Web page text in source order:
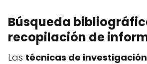
Búsqueda
recopilación de
Las técnicas de investigación